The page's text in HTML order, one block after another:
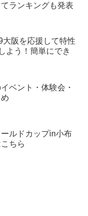
ランキングも発表
大阪を応援して特性
よう！簡単にでき
ベント・体験会・
ルドカップin小布
ちら